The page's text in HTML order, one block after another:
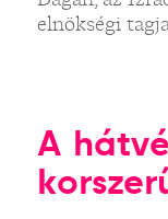
elnökségi
A